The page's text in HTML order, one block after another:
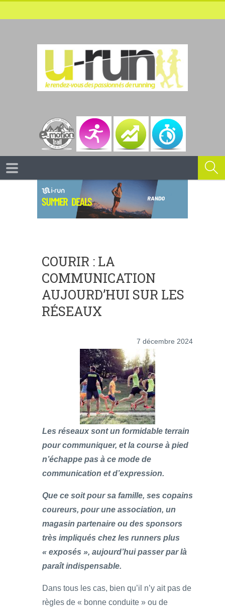
COURIR : LA
COMMUNICATION
AUJOURD’HUI SUR LES
RÉSEAUX
7 décembre 2024
Les réseaux sont un formidable terrain
pour communiquer, et la course à pied
n’échappe pas à ce mode de
communication et d’expression.
Que ce soit pour sa famille, ses copains
coureurs, pour une association, un
magasin partenaire ou des sponsors
très impliqués chez les runners plus
« exposés », aujourd’hui passer par là
paraît indispensable.
Dans tous les cas, bien qu’il n’y ait pas de
règles de « bonne conduite » ou de